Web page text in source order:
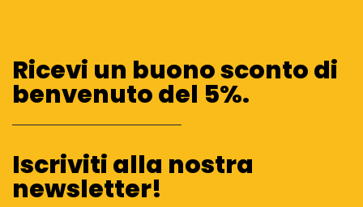
Ricevi un buono sconto di
benvenuto del 5%.
Iscriviti alla nostra
newsletter!